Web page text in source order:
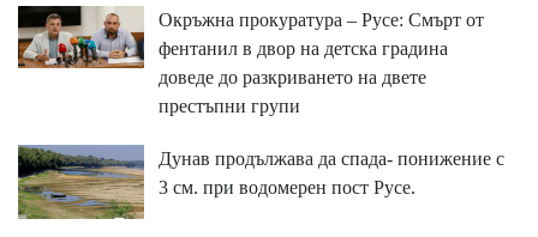
Окръжна прокуратура – Русе: Смърт от
фентанил в двор на детска градина
доведе до разкриването на двете
престъпни групи
Дунав продължава да спада- понижение с
3 см. при водомерен пост Русе.